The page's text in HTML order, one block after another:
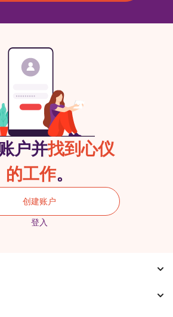
户并找到心仪
的工作。
创建账户
登入